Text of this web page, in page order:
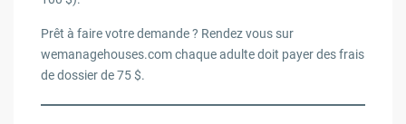
Prêt à faire votre demande ? Rendez vous sur
wemanagehouses.com chaque adulte doit payer des frais
de dossier de 75 $.